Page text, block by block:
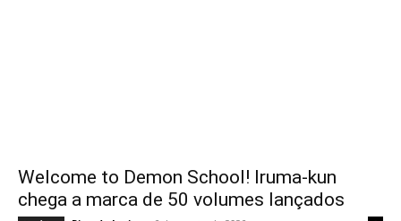
Welcome to Demon School! Iruma-kun
chega a marca de 50 volumes lançados